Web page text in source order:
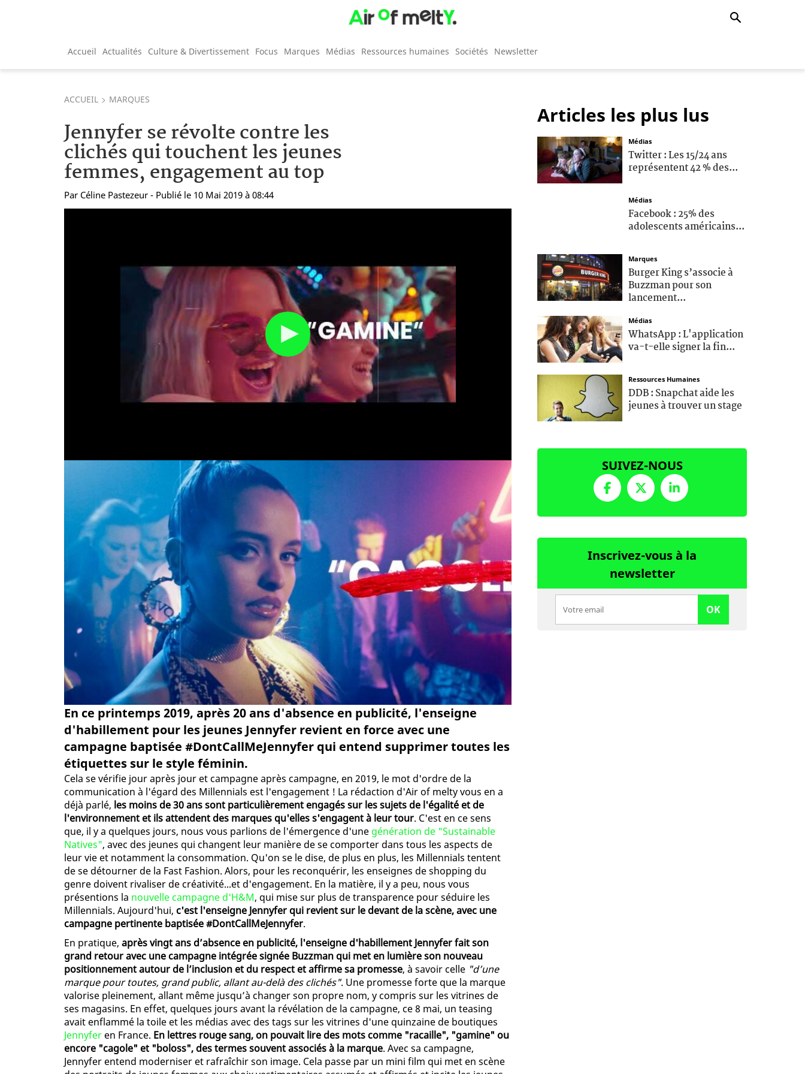
Accueil Actualités Culture & Divertissement Focus Marques Médias Ressources humaines Sociétés Newsletter
ACCUEIL MARQUES
Jennyfer se révolte contre les
clichés qui touchent les jeunes
femmes, engagement au top
Par Céline Pastezeur - Publié le 10 Mai 2019 à 08:44
En ce printemps 2019, après 20 ans d'absence en publicité, l'enseigne
d'habillement pour les jeunes Jennyfer revient en force avec une
campagne baptisée #DontCallMeJennyfer qui entend supprimer toutes les
étiquettes sur le style féminin.
Cela se vérifie jour après jour et campagne après campagne, en 2019, le mot d'ordre de la
communication à l'égard des Millennials est l'engagement ! La rédaction d'Air of melty vous en a
déjà parlé, les moins de 30 ans sont particulièrement engagés sur les sujets de l'égalité et de
l'environnement et ils attendent des marques qu'elles s'engagent à leur tour. C'est en ce sens
que, il y a quelques jours, nous vous parlions de l'émergence d'une génération de "Sustainable
Natives", avec des jeunes qui changent leur manière de se comporter dans tous les aspects de
leur vie et notamment la consommation. Qu'on se le dise, de plus en plus, les Millennials tentent
de se détourner de la Fast Fashion. Alors, pour les reconquérir, les enseignes de shopping du
genre doivent rivaliser de créativité...et d'engagement. En la matière, il y a peu, nous vous
présentions la nouvelle campagne d'H&M, qui mise sur plus de transparence pour séduire les
Millennials. Aujourd'hui, c'est l'enseigne Jennyfer qui revient sur le devant de la scène, avec une
campagne pertinente baptisée #DontCallMeJennyfer.
En pratique, après vingt ans d’absence en publicité, l'enseigne d'habillement Jennyfer fait son
grand retour avec une campagne intégrée signée Buzzman qui met en lumière son nouveau
positionnement autour de l’inclusion et du respect et affirme sa promesse, à savoir celle "d’une
marque pour toutes, grand public, allant au-delà des clichés". Une promesse forte que la marque
valorise pleinement, allant même jusqu’à changer son propre nom, y compris sur les vitrines de
ses magasins. En effet, quelques jours avant la révélation de la campagne, ce 8 mai, un teasing
avait enflammé la toile et les médias avec des tags sur les vitrines d'une quinzaine de boutiques
Jennyfer en France. En lettres rouge sang, on pouvait lire des mots comme "racaille", "gamine" ou
encore "cagole" et "boloss", des termes souvent associés à la marque. Avec sa campagne,
Jennyfer entend moderniser et rafraîchir son image. Cela passe par un mini film qui met en scène
Articles les plus lus
Médias
Twitter : Les 15/24 ans
représentent 42 % des...
Médias
Facebook : 25% des
adolescents américains...
Marques
Burger King s’associe à
Buzzman pour son
lancement...
Médias
WhatsApp : L'application
va-t-elle signer la fin...
Ressources Humaines
DDB : Snapchat aide les
jeunes à trouver un stage
SUIVEZ-NOUS
Inscrivez-vous à la
newsletter
OK